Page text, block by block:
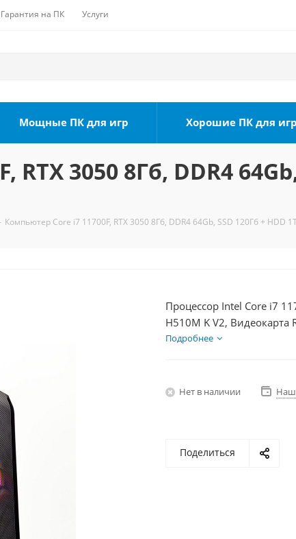
Гарантия на ПК Услуги
Мощные ПК для игр Хорошие ПК для игр
3050 8Гб, DDR4
Компьютер Core i7 11700F, RTX 3050 8Гб, DDR4 64Gb, SSD 120Гб + HDD
Процессор Intel Core i7
H510M K V2, Видеокарта
HDD 1Тб, БП 600Вт
Подробнее
Нет в наличии
Поделиться